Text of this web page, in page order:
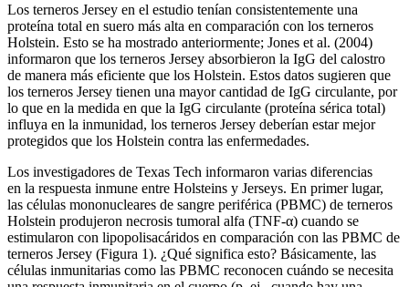
Los terneros Jersey en el estudio tenían consistentemente una
proteína total en suero más alta en comparación con los terneros
Holstein. Esto se ha mostrado anteriormente; Jones et al. (2004)
informaron que los terneros Jersey absorbieron la IgG del calostro
de manera más eficiente que los Holstein. Estos datos sugieren que
los terneros Jersey tienen una mayor cantidad de IgG circulante, por
lo que en la medida en que la IgG circulante (proteína sérica total)
influya en la inmunidad, los terneros Jersey deberían estar mejor
protegidos que los Holstein contra las enfermedades.
Los investigadores de Texas Tech informaron varias diferencias
en la respuesta inmune entre Holsteins y Jerseys. En primer lugar,
las células mononucleares de sangre periférica (PBMC) de terneros
Holstein produjeron necrosis tumoral alfa (TNF-α) cuando se
estimularon con lipopolisacáridos en comparación con las PBMC de
terneros Jersey (Figura 1). ¿Qué significa esto? Básicamente, las
células inmunitarias como las PBMC reconocen cuándo se necesita